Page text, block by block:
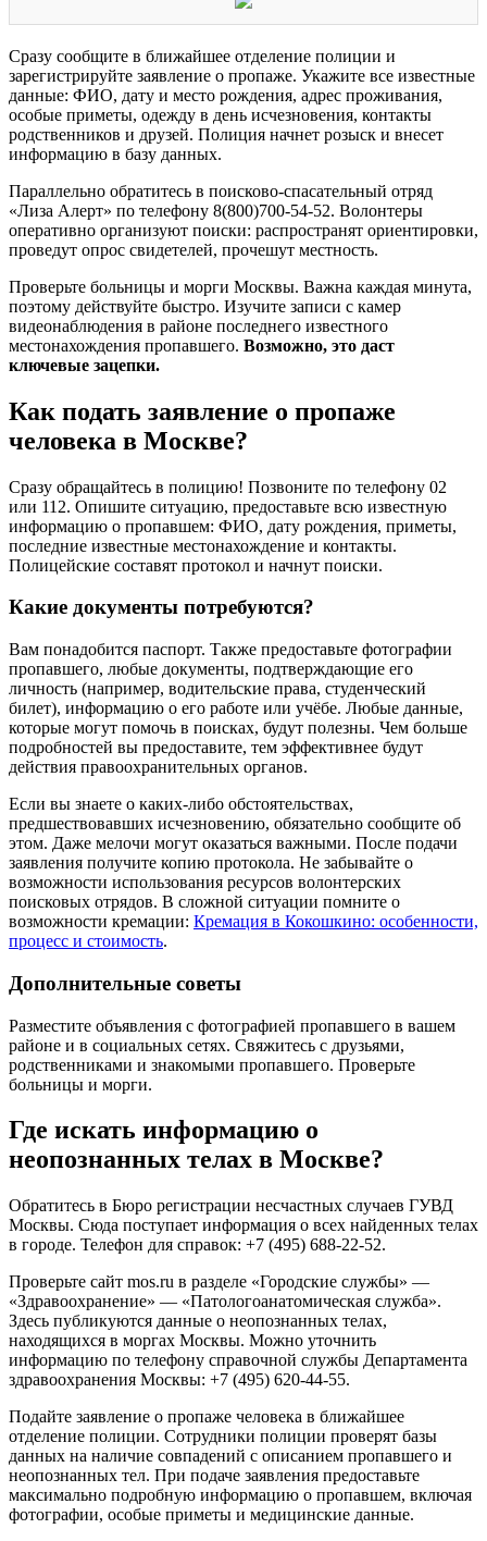
Сразу сообщите в ближайшее отделение полиции и
зарегистрируйте заявление о пропаже. Укажите все известные
данные: ФИО, дату и место рождения, адрес проживания,
особые приметы, одежду в день исчезновения, контакты
родственников и друзей. Полиция начнет розыск и внесет
информацию в базу данных.
Параллельно обратитесь в поисково-спасательный отряд
«Лиза Алерт» по телефону 8(800)700-54-52. Волонтеры
оперативно организуют поиски: распространят ориентировки,
проведут опрос свидетелей, прочешут местность.
Проверьте больницы и морги Москвы. Важна каждая минута,
поэтому действуйте быстро. Изучите записи с камер
видеонаблюдения в районе последнего известного
местонахождения пропавшего. Возможно, это даст
ключевые зацепки.
Как подать заявление о пропаже
человека в Москве?
Сразу обращайтесь в полицию! Позвоните по телефону 02
или 112. Опишите ситуацию, предоставьте всю известную
информацию о пропавшем: ФИО, дату рождения, приметы,
последние известные местонахождение и контакты.
Полицейские составят протокол и начнут поиски.
Какие документы потребуются?
Вам понадобится паспорт. Также предоставьте фотографии
пропавшего, любые документы, подтверждающие его
личность (например, водительские права, студенческий
билет), информацию о его работе или учёбе. Любые данные,
которые могут помочь в поисках, будут полезны. Чем больше
подробностей вы предоставите, тем эффективнее будут
действия правоохранительных органов.
Если вы знаете о каких-либо обстоятельствах,
предшествовавших исчезновению, обязательно сообщите об
этом. Даже мелочи могут оказаться важными. После подачи
заявления получите копию протокола. Не забывайте о
возможности использования ресурсов волонтерских
поисковых отрядов. В сложной ситуации помните о
возможности кремации: Кремация в Кокошкино: особенности,
процесс и стоимость.
Дополнительные советы
Разместите объявления с фотографией пропавшего в вашем
районе и в социальных сетях. Свяжитесь с друзьями,
родственниками и знакомыми пропавшего. Проверьте
больницы и морги.
Где искать информацию о
неопознанных телах в Москве?
Обратитесь в Бюро регистрации несчастных случаев ГУВД
Москвы. Сюда поступает информация о всех найденных телах
в городе. Телефон для справок: +7 (495) 688-22-52.
Проверьте сайт mos.ru в разделе «Городские службы» —
«Здравоохранение» — «Патологоанатомическая служба».
Здесь публикуются данные о неопознанных телах,
находящихся в моргах Москвы. Можно уточнить
информацию по телефону справочной службы Департамента
здравоохранения Москвы: +7 (495) 620-44-55.
Подайте заявление о пропаже человека в ближайшее
отделение полиции. Сотрудники полиции проверят базы
данных на наличие совпадений с описанием пропавшего и
неопознанных тел. При подаче заявления предоставьте
максимально подробную информацию о пропавшем, включая
фотографии, особые приметы и медицинские данные.